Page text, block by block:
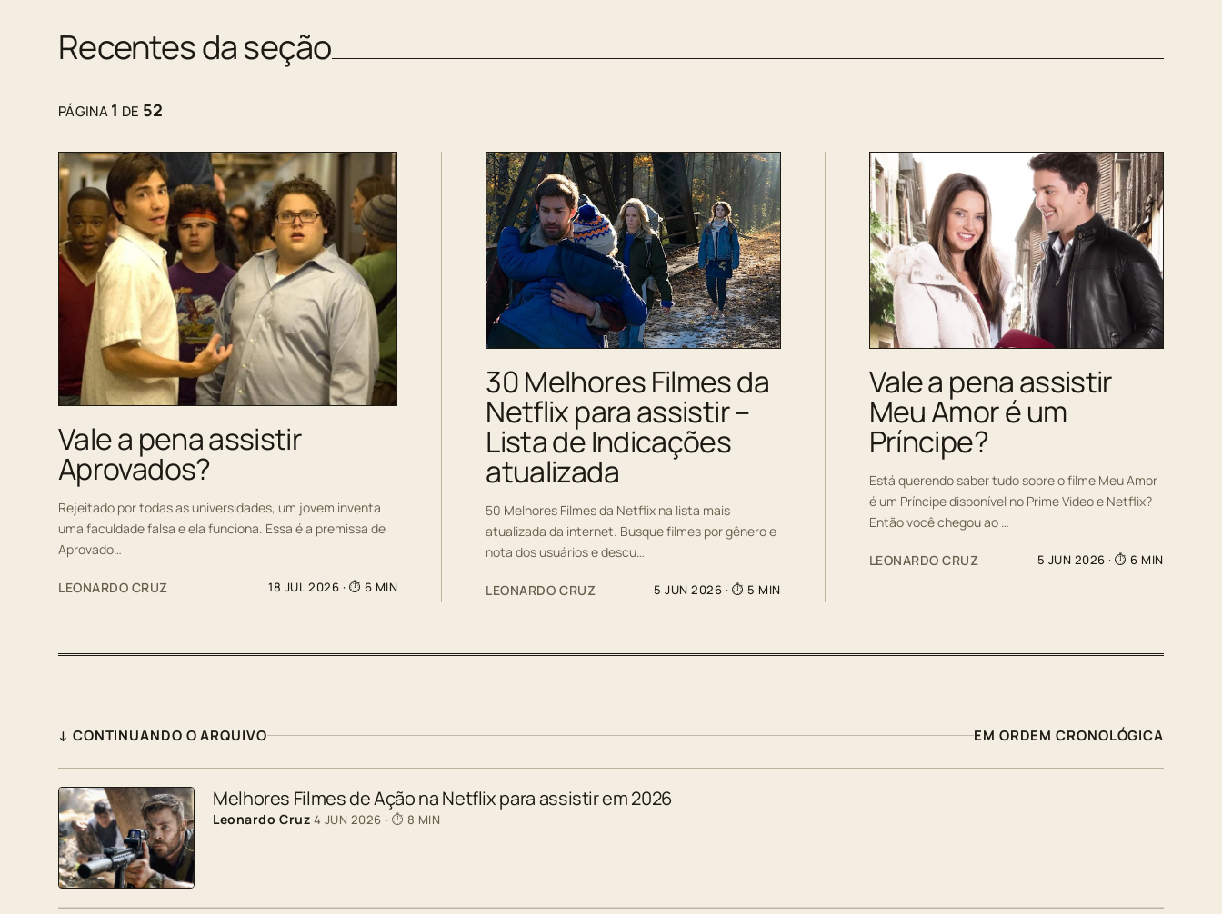
Recentes da seção
PÁGINA1 DE 52
Vale a pena assistir
Aprovados?
Rejeitado por todas as universidades, um jovem inventa
uma faculdade falsa e ela funciona. Essa é a premissa de
Aprovado…
LEONARDO CRUZ 18 JUL 2026 · ⏱ 6 MIN
30 Melhores Filmes da
Netflix para assistir –
Lista de Indicações
atualizada
50 Melhores Filmes da Netflix na lista mais
atualizada da internet. Busque filmes por gênero e
nota dos usuários e descu…
LEONARDO CRUZ 5 JUN 2026 · ⏱ 5 MIN
Vale a pena assistir
Meu Amor é um
Príncipe?
Está querendo saber tudo sobre o filme Meu Amor
é um Príncipe disponível no Prime Video e Netflix?
Então você chegou ao …
LEONARDO CRUZ 5 JUN 2026 · ⏱ 6 MIN
↓ CONTINUANDO O ARQUIVO EM ORDEM CRONOLÓGICA
Melhores Filmes de Ação na Netflix para assistir em 2026
Leonardo Cruz 4 JUN 2026 · ⏱ 8 MIN